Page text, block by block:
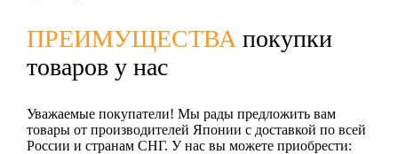
ПРЕИМУЩЕСТВА покупки
товаров у нас
Уважаемые покупатели! Мы рады предложить вам
товары от производителей Японии с доставкой по всей
России и странам СНГ. У нас вы можете приобрести: